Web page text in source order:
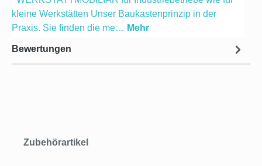
kleine Werkstätten Unser Baukastenprinzip in der
Praxis. Sie finden die me… Mehr
Bewertungen
Produktgalerie überspringen
Zubehörartikel